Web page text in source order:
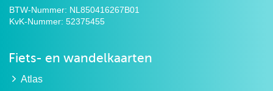
BTW-Nummer: NL850416267B01
KvK-Nummer: 52375455
Fiets- en wandelkaarten
Atlas